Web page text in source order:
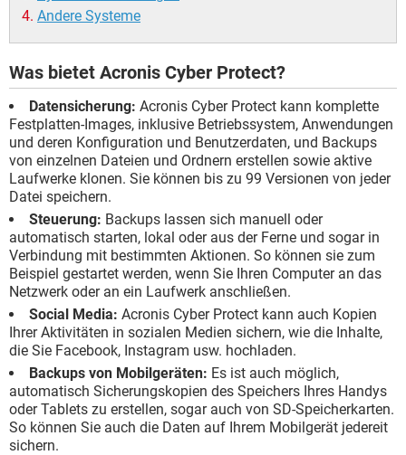
Andere Systeme
Was bietet Acronis Cyber Protect?
Datensicherung: Acronis Cyber Protect kann komplette
Festplatten-Images, inklusive Betriebssystem, Anwendungen
und deren Konfiguration und Benutzerdaten, und Backups
von einzelnen Dateien und Ordnern erstellen sowie aktive
Laufwerke klonen. Sie können bis zu 99 Versionen von jeder
Datei speichern.
Steuerung: Backups lassen sich manuell oder
automatisch starten, lokal oder aus der Ferne und sogar in
Verbindung mit bestimmten Aktionen. So können sie zum
Beispiel gestartet werden, wenn Sie Ihren Computer an das
Netzwerk oder an ein Laufwerk anschließen.
Social Media: Acronis Cyber Protect kann auch Kopien
Ihrer Aktivitäten in sozialen Medien sichern, wie die Inhalte,
die Sie Facebook, Instagram usw. hochladen.
Backups von Mobilgeräten: Es ist auch möglich,
automatisch Sicherungskopien des Speichers Ihres Handys
oder Tablets zu erstellen, sogar auch von SD-Speicherkarten.
So können Sie auch die Daten auf Ihrem Mobilgerät jedereit
sichern.